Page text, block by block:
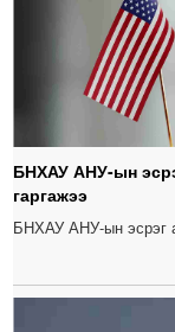
БНХАУ АНУ-ын
гаргажээ
БНХАУ АНУ-ын эсрэг